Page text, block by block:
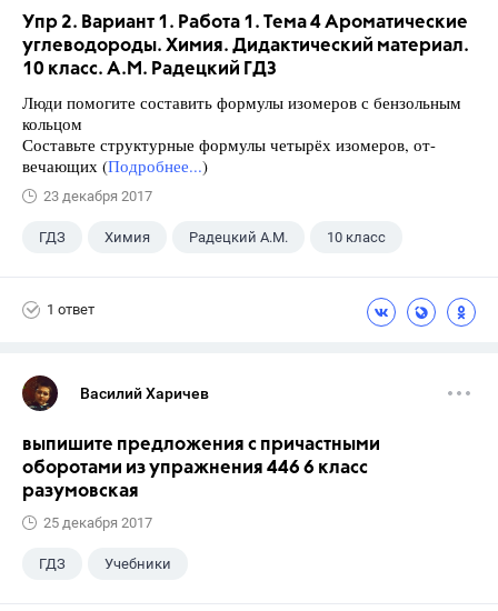
Упр 2. Вариант 1. Работа 1. Тема 4 Ароматические
углеводороды. Химия. Дидактический материал.
10 класс. А.М. Радецкий ГДЗ
Люди помогите составить формулы изомеров с бензольным
кольцом
Составьте структурные формулы четырёх изомеров, от-
вечающих (Подробнее...)
23 декабря 2017
ГДЗ Химия Радецкий А.М. 10 класс
1 ответ
Василий Харичев
выпишите предложения с причастными
оборотами из упражнения 446 6 класс
разумовская
25 декабря 2017
ГДЗ Учебники